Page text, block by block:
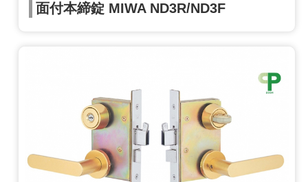
面付本締錠 MIWA ND3R/ND3F